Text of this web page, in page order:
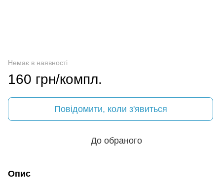
Немає в наявності
160 грн/компл.
Повідомити, коли з'явиться
До обраного
Опис